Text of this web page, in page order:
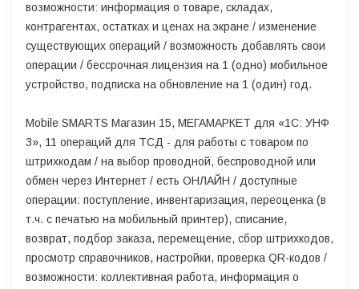
возможности: информация о товаре, складах,
контрагентах, остатках и ценах на экране / изменение
существующих операций / возможность добавлять свои
операции / бессрочная лицензия на 1 (одно) мобильное
устройство, подписка на обновление на 1 (один) год.
Mobile SMARTS Магазин 15, МЕГАМАРКЕТ для «1С: УНФ
3», 11 операций для ТСД - для работы с товаром по
штрихкодам / на выбор проводной, беспроводной или
обмен через Интернет / есть ОНЛАЙН / доступные
операции: поступление, инвентаризация, переоценка (в
т.ч. с печатью на мобильный принтер), списание,
возврат, подбор заказа, перемещение, сбор штрихкодов,
просмотр справочников, настройки, проверка QR-кодов /
возможности: коллективная работа, информация о